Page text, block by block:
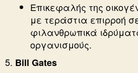
Επικεφαλής της
με τεράστια επιρροή
φιλανθρωπικά
οργανισμούς.
Bill Gates